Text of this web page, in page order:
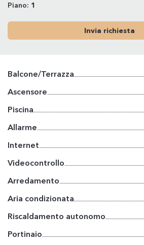
Piano: 1
Invia richiesta
Balcone/Terrazza
Ascensore
Piscina
Allarme
Internet
Videocontrollo
Arredamento
Aria condizionata
Riscaldamento autonomo
Portinaio